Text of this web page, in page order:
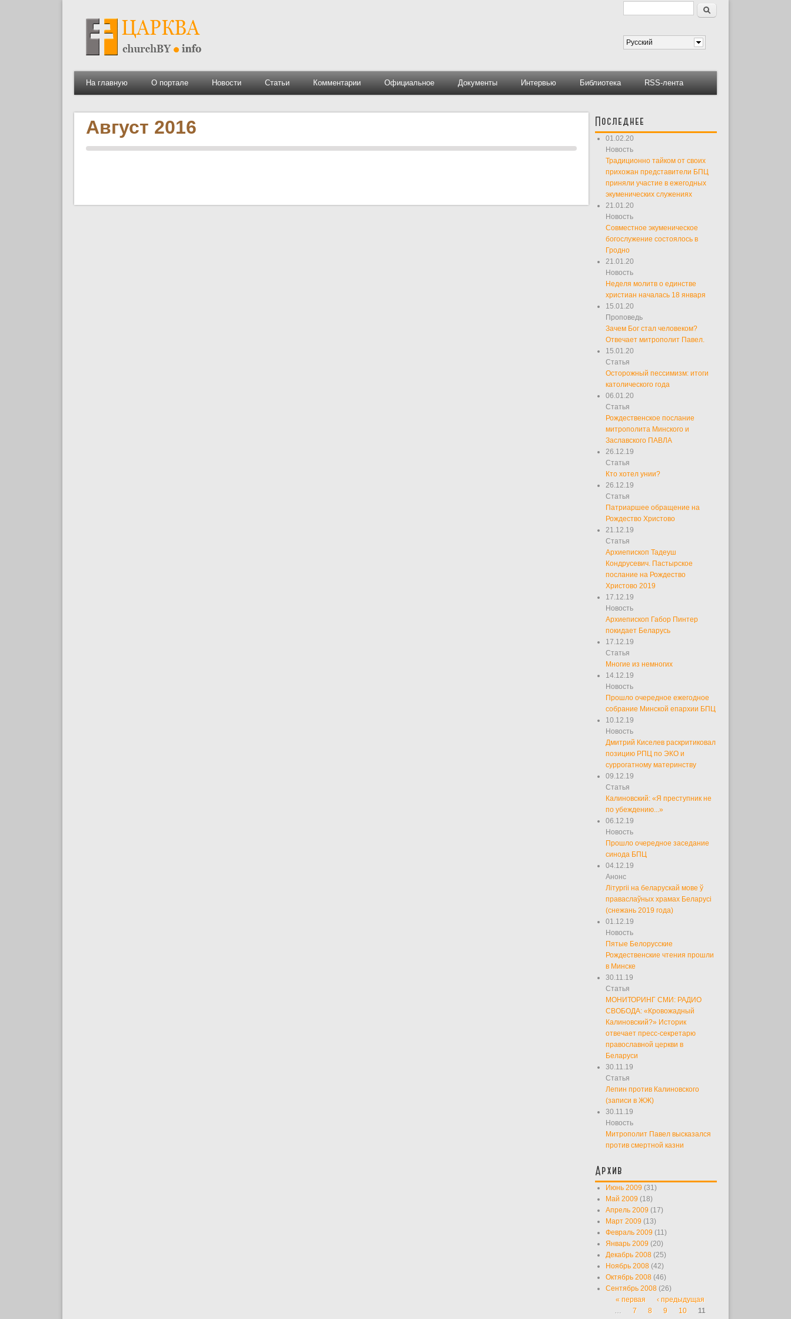
Форма поиска
Поиск
Русский
На главную О портале Новости Статьи Комментарии Официальное Документы Интервью Библиотека RSS-лента
Август 2016 Последнее
01.02.20
Новость
Традиционно тайком от своих
прихожан представители БПЦ
приняли участие в ежегодных
экуменических служениях
21.01.20
Новость
Совместное экуменическое
богослужение состоялось в
Гродно
21.01.20
Новость
Неделя молитв о единстве
христиан началась 18 января
15.01.20
Проповедь
Зачем Бог стал человеком?
Отвечает митрополит Павел.
15.01.20
Статья
Осторожный пессимизм: итоги
католического года
06.01.20
Статья
Рождественское послание
митрополита Минского и
Заславского ПАВЛА
26.12.19
Статья
Кто хотел унии?
26.12.19
Статья
Патриаршее обращение на
Рождество Христово
21.12.19
Статья
Архиепископ Тадеуш
Кондрусевич. Пастырское
послание на Рождество
Христово 2019
17.12.19
Новость
Архиепископ Габор Пинтер
покидает Беларусь
17.12.19
Статья
Многие из немногих
14.12.19
Новость
Прошло очередное ежегодное
собрание Минской епархии БПЦ
10.12.19
Новость
Дмитрий Киселев раскритиковал
позицию РПЦ по ЭКО и
суррогатному материнству
09.12.19
Статья
Калиновский: «Я преступник не
по убеждению...»
06.12.19
Новость
Прошло очередное заседание
синода БПЦ
04.12.19
Анонс
Літургіі на беларускай мове ў
праваслаўных храмах Беларусі
(снежань 2019 года)
01.12.19
Новость
Пятые Белорусские
Рождественские чтения прошли
в Минске
30.11.19
Статья
МОНИТОРИНГ СМИ: РАДИО
СВОБОДА: «Кровожадный
Калиновский?» Историк
отвечает пресс-секретарю
православной церкви в
Беларуси
30.11.19
Статья
Лепин против Калиновского
(записи в ЖЖ)
30.11.19
Новость
Митрополит Павел высказался
против смертной казни
Архив
Июнь 2009 (31)
Май 2009 (18)
Апрель 2009 (17)
Март 2009 (13)
Февраль 2009 (11)
Январь 2009 (20)
Декабрь 2008 (25)
Ноябрь 2008 (42)
Октябрь 2008 (46)
Сентябрь 2008 (26)
Страницы
« первая
‹ предыдущая
…
7 8 9 10
11